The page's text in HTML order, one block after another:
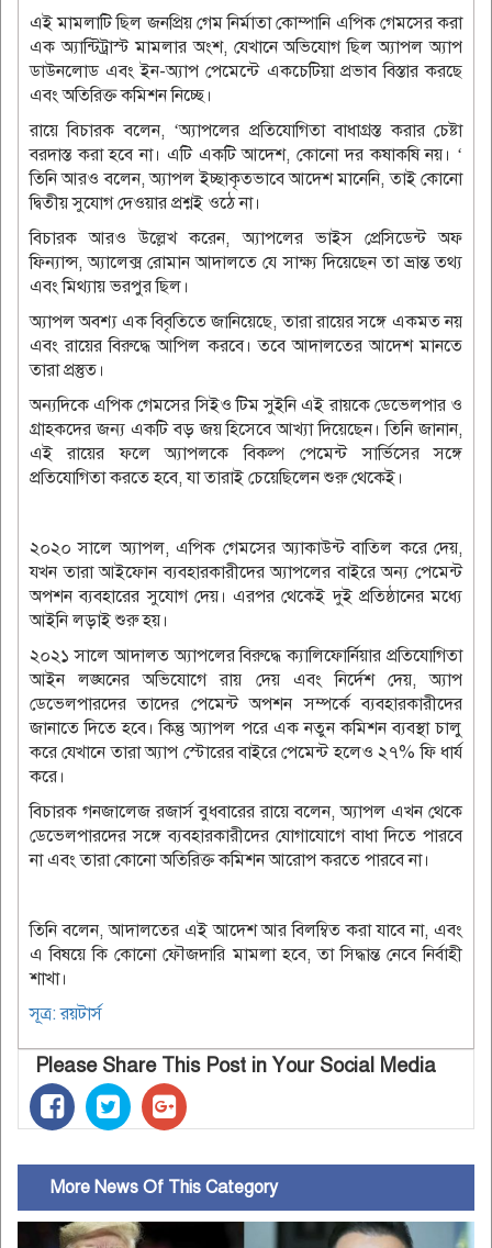
এই মামলাটি ছিল জনপ্রিয় গেম নির্মাতা কোম্পানি এপিক গেমসের করা
এক অ্যান্টিট্রাস্ট মামলার অংশ, যেখানে অভিযোগ ছিল অ্যাপল অ্যাপ
ডাউনলোড এবং ইন-অ্যাপ পেমেন্টে একচেটিয়া প্রভাব বিস্তার করছে
এবং অতিরিক্ত কমিশন নিচ্ছে।
রায়ে বিচারক বলেন, ‘অ্যাপলের প্রতিযোগিতা বাধাগ্রস্ত করার চেষ্টা
বরদাস্ত করা হবে না। এটি একটি আদেশ, কোনো দর কষাকষি নয়। ‘
তিনি আরও বলেন, অ্যাপল ইচ্ছাকৃতভাবে আদেশ মানেনি, তাই কোনো
দ্বিতীয় সুযোগ দেওয়ার প্রশ্নই ওঠে না।
বিচারক আরও উল্লেখ করেন, অ্যাপলের ভাইস প্রেসিডেন্ট অফ
ফিন্যান্স, অ্যালেক্স রোমান আদালতে যে সাক্ষ্য দিয়েছেন তা ভ্রান্ত তথ্য
এবং মিথ্যায় ভরপুর ছিল।
অ্যাপল অবশ্য এক বিবৃতিতে জানিয়েছে, তারা রায়ের সঙ্গে একমত নয়
এবং রায়ের বিরুদ্ধে আপিল করবে। তবে আদালতের আদেশ মানতে
তারা প্রস্তুত।
অন্যদিকে এপিক গেমসের সিইও টিম সুইনি এই রায়কে ডেভেলপার ও
গ্রাহকদের জন্য একটি বড় জয় হিসেবে আখ্যা দিয়েছেন। তিনি জানান,
এই রায়ের ফলে অ্যাপলকে বিকল্প পেমেন্ট সার্ভিসের সঙ্গে
প্রতিযোগিতা করতে হবে, যা তারাই চেয়েছিলেন শুরু থেকেই।
২০২০ সালে অ্যাপল, এপিক গেমসের অ্যাকাউন্ট বাতিল করে দেয়,
যখন তারা আইফোন ব্যবহারকারীদের অ্যাপলের বাইরে অন্য পেমেন্ট
অপশন ব্যবহারের সুযোগ দেয়। এরপর থেকেই দুই প্রতিষ্ঠানের মধ্যে
আইনি লড়াই শুরু হয়।
২০২১ সালে আদালত অ্যাপলের বিরুদ্ধে ক্যালিফোর্নিয়ার প্রতিযোগিতা
আইন লঙ্ঘনের অভিযোগে রায় দেয় এবং নির্দেশ দেয়, অ্যাপ
ডেভেলপারদের তাদের পেমেন্ট অপশন সম্পর্কে ব্যবহারকারীদের
জানাতে দিতে হবে। কিন্তু অ্যাপল পরে এক নতুন কমিশন ব্যবস্থা চালু
করে যেখানে তারা অ্যাপ স্টোরের বাইরে পেমেন্ট হলেও ২৭% ফি ধার্য
করে।
বিচারক গনজালেজ রজার্স বুধবারের রায়ে বলেন, অ্যাপল এখন থেকে
ডেভেলপারদের সঙ্গে ব্যবহারকারীদের যোগাযোগে বাধা দিতে পারবে
না এবং তারা কোনো অতিরিক্ত কমিশন আরোপ করতে পারবে না।
তিনি বলেন, আদালতের এই আদেশ আর বিলম্বিত করা যাবে না, এবং
এ বিষয়ে কি কোনো ফৌজদারি মামলা হবে, তা সিদ্ধান্ত নেবে নির্বাহী
শাখা।
সূত্র: রয়টার্স
Please Share This Post in Your Social Media
More News Of This Category